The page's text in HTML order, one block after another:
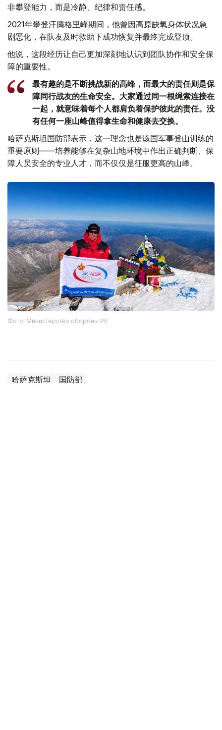
非攀登能力，而是冷静、纪律和责任感。
2021年攀登汗腾格里峰期间，他曾因高原缺氧身体状况急
剧恶化，在队友及时救助下成功恢复并最终完成登顶。
他说，这段经历让自己更加深刻地认识到团队协作和安全保
障的重要性。
最有趣的是不断挑战新的高峰，而最大的责任则是保
障同行战友的生命安全。大家通过同一根绳索连接在
一起，就意味着每个人都肩负着保护彼此的责任。没
有任何一座山峰值得拿生命和健康去交换。
哈萨克斯坦国防部表示，这一理念也是该国军事登山训练的
重要原则——培养能够在复杂山地环境中作出正确判断、保
障人员安全的专业人才，而不仅仅是征服更高的山峰。
Фото: Министерство обороны РК
哈萨克斯坦 国防部